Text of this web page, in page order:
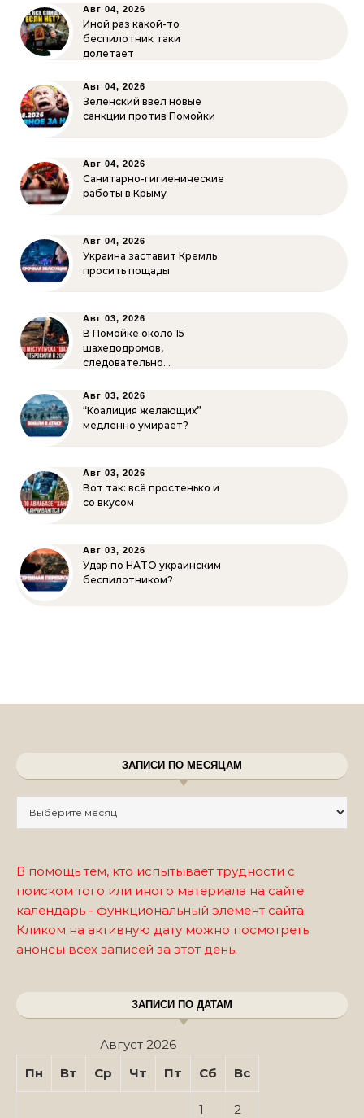
Авг 04, 2026
Иной раз какой-то
беспилотник таки
долетает
Авг 04, 2026
Зеленский ввёл новые
санкции против Помойки
Авг 04, 2026
Санитарно-гигиенические
работы в Крыму
Авг 04, 2026
Украина заставит Кремль
просить пощады
Авг 03, 2026
В Помойке около 15
шахедодромов,
следовательно…
Авг 03, 2026
“Коалиция желающих”
медленно умирает?
Авг 03, 2026
Вот так: всё простенько и
со вкусом
Авг 03, 2026
Удар по НАТО украинским
беспилотником?
ЗАПИСИ ПО МЕСЯЦАМ
В помощь тем, кто испытывает трудности с
поиском того или иного материала на сайте:
календарь - функциональный элемент сайта.
Кликом на активную дату можно посмотреть
анонсы всех записей за этот день.
ЗАПИСИ ПО ДАТАМ
Август 2026
Пн
Вт Ср Чт Пт Сб Вс
1 2